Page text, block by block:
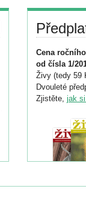
Cena
od čísla 1/
Živy (tedy 59
Dvouleté
Zjistěte, jak